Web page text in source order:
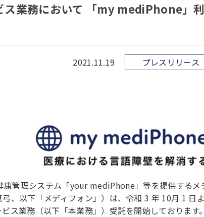
ス業務において 「my mediPhone」
2021.11.19 プレスリリース
管理システム「your mediPhone」等を提供するメ
、以下「メディフォン」）は、令和 3 年 10月 1 日よ
ス業務（以下「本業務」）受託を開始しております。